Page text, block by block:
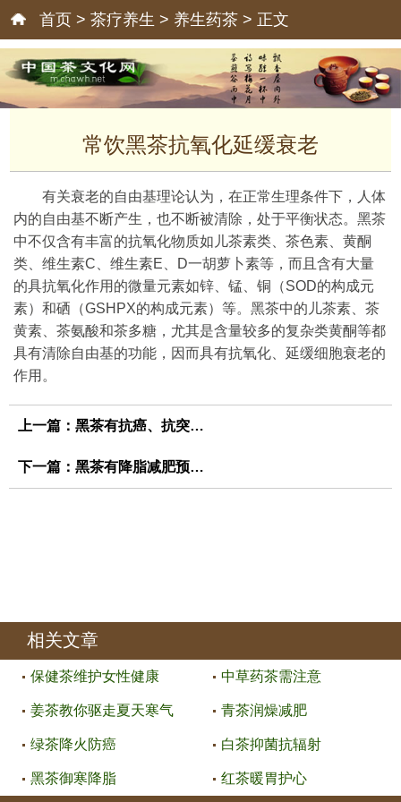
首页 > 茶疗养生 > 养生药茶 > 正文
常饮黑茶抗氧化延缓衰老
有关衰老的自由基理论认为，在正常生理条件下，人体
内的自由基不断产生，也不断被清除，处于平衡状态。黑茶
中不仅含有丰富的抗氧化物质如儿茶素类、茶色素、黄酮
类、维生素C、维生素E、D一胡萝卜素等，而且含有大量
的具抗氧化作用的微量元素如锌、锰、铜（SOD的构成元
素）和硒（GSHPX的构成元素）等。黑茶中的儿茶素、茶
黄素、茶氨酸和茶多糖，尤其是含量较多的复杂类黄酮等都
具有清除自由基的功能，因而具有抗氧化、延缓细胞衰老的
作用。
上一篇： 黑茶有抗癌、抗突变的药用
下一篇： 黑茶有降脂减肥预防疾病
相关文章
保健茶维护女性健康 中草药茶需注意
姜茶教你驱走夏天寒气 青茶润燥减肥
绿茶降火防癌 白茶抑菌抗辐射
黑茶御寒降脂 红茶暖胃护心